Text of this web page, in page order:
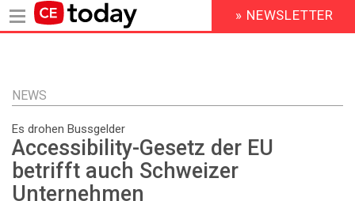
Inhalt
HEADER
MENU
» NEWSLETTER
NEWS
Es drohen Bussgelder
Accessibility-Gesetz der EU
betrifft auch Schweizer
Unternehmen